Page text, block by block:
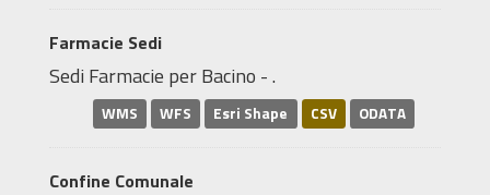
Farmacie Sedi
Sedi Farmacie per Bacino - .
WMS WFS Esri Shape CSV ODATA
Confine Comunale